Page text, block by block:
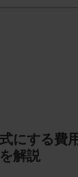
にする費
解説